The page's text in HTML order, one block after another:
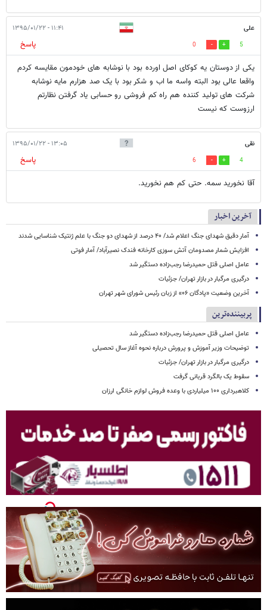
علی ۱۱:۴۱ - ۱۳۹۵/۰۱/۲۲
5
0
پاسخ
یکی از دوستان یه کوکای اصل اورده بود با نوشابه های خودمون مقایسه کردم
واقعا عالی بود البته واسه ما اب و شکر بود با یک صد هزارم مایه نوشابه
شرکت های تولید کننده هم راه کم فروشی رو حسابی یاد گرفتن نظارتم
ارزوست که نیست
نقی ۱۳:۰۵ - ۱۳۹۵/۰۱/۲۲
4
6
پاسخ
آقا نخورید سمه. حتی کم هم نخورید.
آخرین اخبار
آمار دقیق شهدای جنگ اعلام شد/ ۴۰ درصد از شهدای دو جنگ با علم ژنتیک شناسایی شدند
افزایش شمار مصدومان آتش سوزی کارخانه فندک نصیرآباد/ آمار فوتی
عامل اصلی قتل حمیدرضا رجب‌زاده دستگیر شد
درگیری مرگبار در بازار تهران/ جزئیات
آخرین وضعیت «پادگان ۰۶» از زبان رئیس شورای شهر تهران
پربیننده‌ترین
عامل اصلی قتل حمیدرضا رجب‌زاده دستگیر شد
توضیحات وزیر آموزش و پرورش درباره نحوه آغاز سال تحصیلی
درگیری مرگبار در بازار تهران/ جزئیات
سقوط یک بالگرد قربانی گرفت
کلاهبرداری ۱۰۰ میلیاردی با وعده فروش لوازم خانگی ارزان